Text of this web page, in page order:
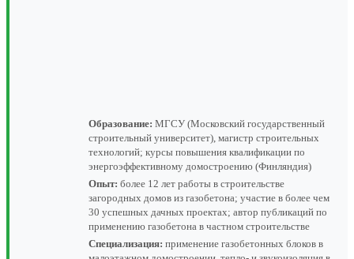
Образование: МГСУ (Московский государственный
строительный университет), магистр строительных
технологий; курсы повышения квалификации по
энергоэффективному домостроению (Финляндия)
Опыт: более 12 лет работы в строительстве
загородных домов из газобетона; участие в более чем
30 успешных дачных проектах; автор публикаций по
применению газобетона в частном строительстве
Специализация: применение газобетонных блоков в